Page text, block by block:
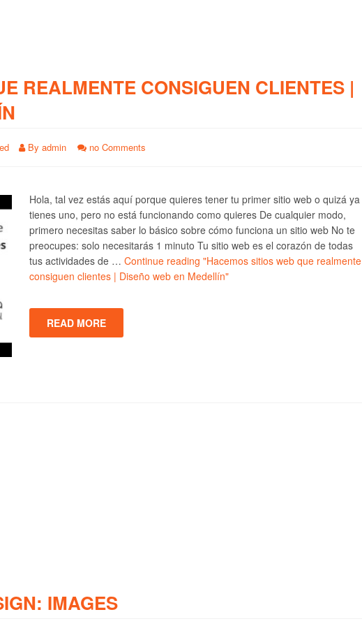
REALMENTE CONSIGUEN CLIENTES |
By admin no Comments
Hola, tal vez estás aquí porque quieres tener tu primer sitio web o quizá ya
tienes uno, pero no está funcionando como quieres De cualquier modo,
primero necesitas saber lo básico sobre cómo funciona un sitio web No te
preocupes: solo necesitarás 1 minuto Tu sitio web es el corazón de todas
tus actividades de … Continue reading "Hacemos sitios web que realmente
consiguen clientes | Diseño web en Medellín"
READ MORE
IMAGES